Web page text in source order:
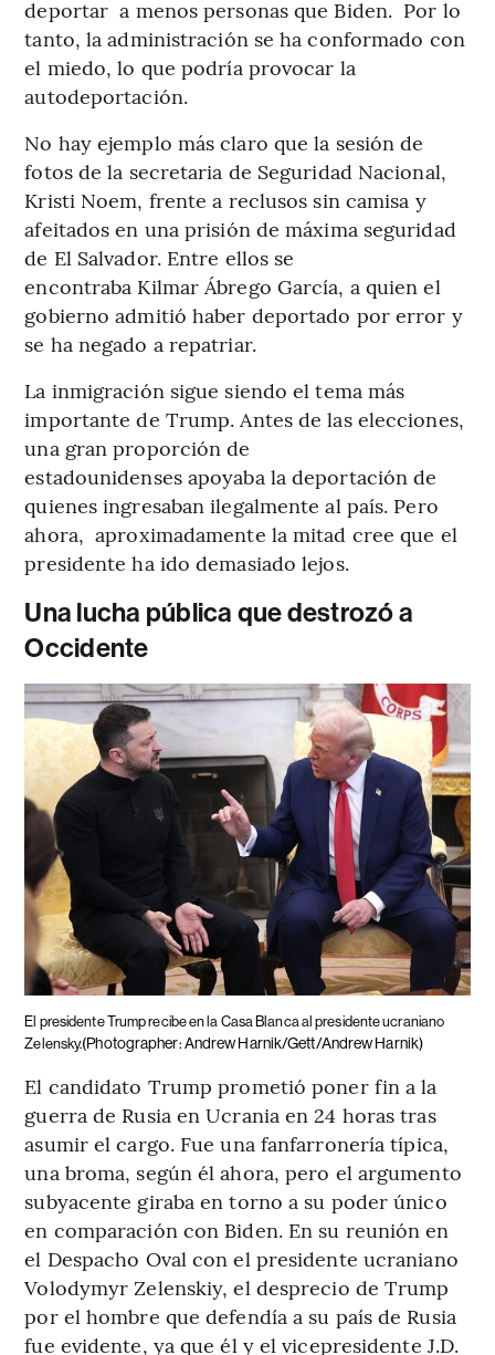
deportar a menos personas que Biden. Por lo
tanto, la administración se ha conformado con
el miedo, lo que podría provocar la
autodeportación.
No hay ejemplo más claro que la sesión de
fotos de la secretaria de Seguridad Nacional,
Kristi Noem, frente a reclusos sin camisa y
afeitados en una prisión de máxima seguridad
de El Salvador. Entre ellos se
encontraba Kilmar Ábrego García, a quien el
gobierno admitió haber deportado por error y
se ha negado a repatriar.
La inmigración sigue siendo el tema más
importante de Trump. Antes de las elecciones,
una gran proporción de
estadounidenses apoyaba la deportación de
quienes ingresaban ilegalmente al país. Pero
ahora, aproximadamente la mitad cree que el
presidente ha ido demasiado lejos.
Una lucha pública que destrozó a
Occidente
El presidente Trump recibe en la Casa Blanca al presidente ucraniano
Zelensky.(Photographer: Andrew Harnik/Gett/Andrew Harnik)
El candidato Trump prometió poner fin a la
guerra de Rusia en Ucrania en 24 horas tras
asumir el cargo. Fue una fanfarronería típica,
una broma, según él ahora, pero el argumento
subyacente giraba en torno a su poder único
en comparación con Biden. En su reunión en
el Despacho Oval con el presidente ucraniano
Volodymyr Zelenskiy, el desprecio de Trump
por el hombre que defendía a su país de Rusia
fue evidente, ya que él y el vicepresidente J.D.